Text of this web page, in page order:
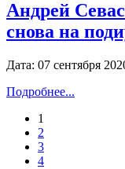
Андрей
снова на
Дата: 07 сентября
Подробнее...
1
2
3
4